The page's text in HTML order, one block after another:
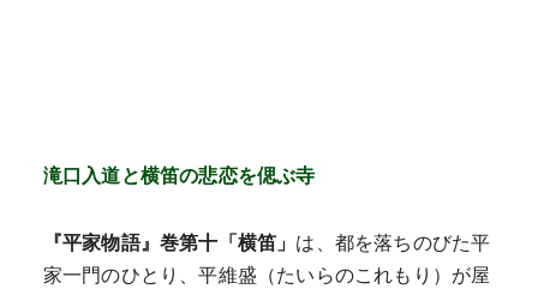
滝口入道と横笛の悲恋を偲ぶ寺
『平家物語』巻第十「横笛」 は、都を落ちのびた平
家一門のひとり、平維盛（たいらのこれもり）が屋